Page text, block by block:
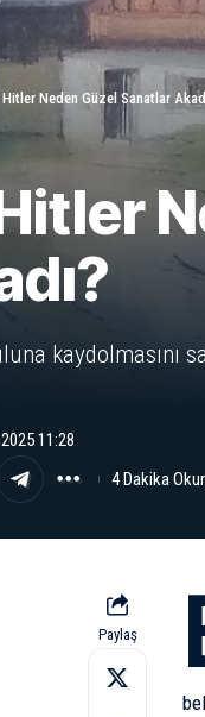
Neden Güzel Sanatlar
kaydolmasını
11:28
4 Dakika
Paylaş